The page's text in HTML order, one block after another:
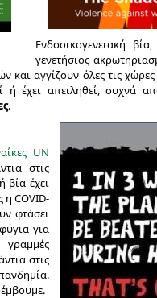
Ενδοοικογενειακή
γενετήσιος
και αγγίζουν όλες τις
ή έχει απειληθεί, συχνά
.
UN
στις
βία έχει
η COVID-
φτάσει
για
στις